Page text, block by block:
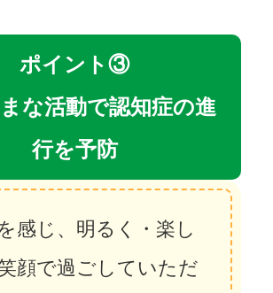
ポイント③
な活動で認知症の進
行を予防
感じ、明るく・楽し
顔で過ごしていただ